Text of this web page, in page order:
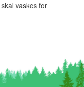
vaskes for